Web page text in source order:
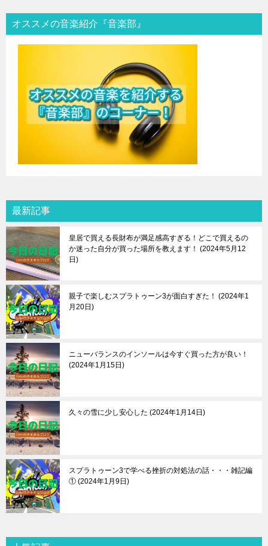
オススメの音楽紹介『音楽部』
最新記事
皇居で買える長財布が満足感高すぎる！どこで買えるの
か迷った自分が買った場所を教えます！
2024年5月12
日
親子で楽しむスプラトゥーン3が面白すぎた！
2024年1
月20日
ニューバランスのインソールは今すぐ買った方が良い！
2024年1月15日
久々の雪に少し安心した 2024年1月14日
スプラトゥーン3で学べる挫折の対処法の話・・・雑記編
① 2024年1月9日